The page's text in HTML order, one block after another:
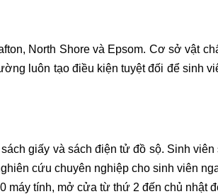
North Shore và Epsom. Cơ sở vật
luôn tạo điều kiện tuyệt đối để sinh
giấy và sách điện tử đồ sộ. Sinh
cứu chuyên nghiệp cho sinh viên
tính, mở cửa từ thứ 2 đến chủ nhật